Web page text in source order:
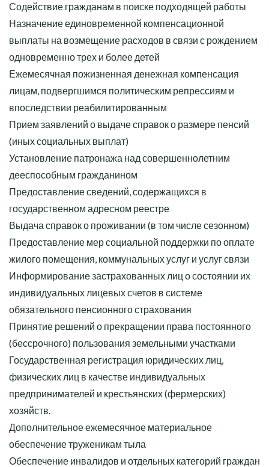
Содействие гражданам в поиске подходящей работы
Назначение единовременной компенсационной
выплаты на возмещение расходов в связи с рождением
одновременно трех и более детей
Ежемесячная пожизненная денежная компенсация
лицам, подвергшимся политическим репрессиям и
впоследствии реабилитированным
Прием заявлений о выдаче справок о размере пенсий
(иных социальных выплат)
Установление патронажа над совершеннолетним
дееспособным гражданином
Предоставление сведений, содержащихся в
государственном адресном реестре
Выдача справок о проживании (в том числе сезонном)
Предоставление мер социальной поддержки по оплате
жилого помещения, коммунальных услуг и услуг связи
Информирование застрахованных лиц о состоянии их
индивидуальных лицевых счетов в системе
обязательного пенсионного страхования
Принятие решений о прекращении права постоянного
(бессрочного) пользования земельными участками
Государственная регистрация юридических лиц,
физических лиц в качестве индивидуальных
предпринимателей и крестьянских (фермерских)
хозяйств.
Дополнительное ежемесячное материальное
обеспечение труженикам тыла
Обеспечение инвалидов и отдельных категорий граждан